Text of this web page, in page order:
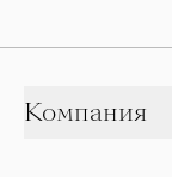
Компания